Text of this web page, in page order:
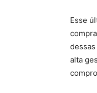
Esse
alta